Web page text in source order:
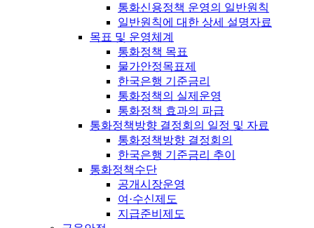
통화신용정책 운영의 일반원칙
일반원칙에 대한 상세 설명자료
목표 및 운영체계
통화정책 목표
물가안정목표제
한국은행 기준금리
통화정책의 실제운영
통화정책 효과의 파급
통화정책방향 결정회의 일정 및 자료
통화정책방향 결정회의
한국은행 기준금리 추이
통화정책수단
공개시장운영
여·수신제도
지급준비제도